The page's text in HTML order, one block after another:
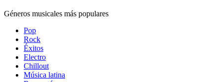
Géneros musicales más populares
Pop
Rock
Éxitos
Electro
Chillout
Música latina